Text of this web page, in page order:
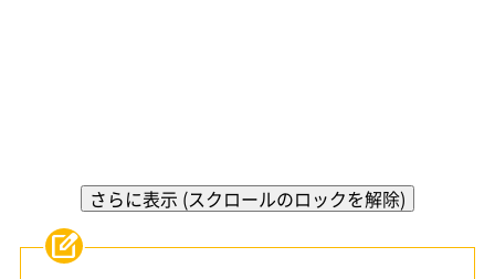
さらに表示 (スクロールのロックを解除)